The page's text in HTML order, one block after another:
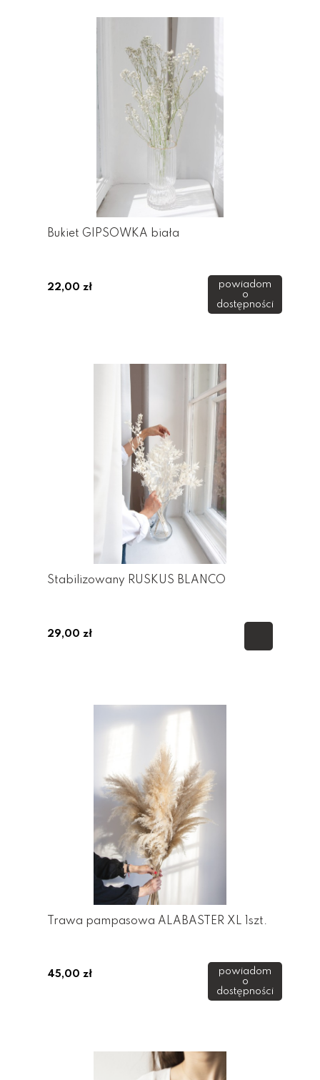
Bukiet GIPSÓWKA biała
22,00 zł
powiadom
o
dostępności
Stabilizowany RUSKUS BLANCO
29,00 zł
Trawa pampasowa ALABASTER XL 1szt.
45,00 zł
powiadom
o
dostępności